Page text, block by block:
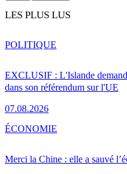
LES PLUS LUS
EXCLUSIF : L'Islande
dans son référendum sur l'UE
07.08.2026
POLITIQUE
Merci la Chine : elle a sauvé
ÉCONOMIE